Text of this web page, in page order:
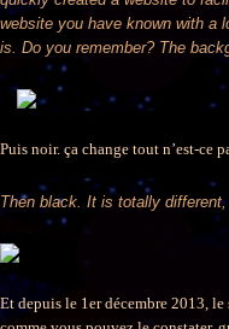
website you have known with a
is. Do you remember? The
Puis noir. ça change tout n’est-ce
Then black. It is totally different,
Et depuis le 1er décembre 2013,